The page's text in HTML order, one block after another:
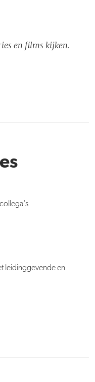
en films kijken.
leidinggevende en